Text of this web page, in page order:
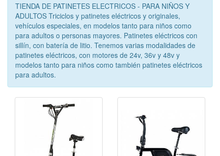
TIENDA DE PATINETES ELECTRICOS - PARA NIÑOS Y
ADULTOS Triciclos y patinetes eléctricos y originales,
vehículos especiales, en modelos tanto para niños como
para adultos o personas mayores. Patinetes eléctricos con
sillín, con batería de litio. Tenemos varias modalidades de
patinetes eléctricos, con motores de 24v, 36v y 48v y
modelos tanto para niños como también patinetes eléctricos
para adultos.